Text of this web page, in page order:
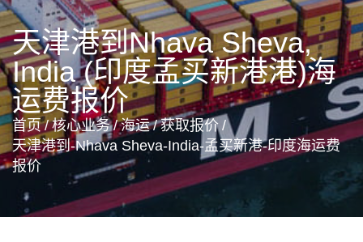
天津港到Nhava Sheva,
India (印度孟买新港港)海
运费报价
首页 / 核心业务 / 海运 / 获取报价 /
天津港到-Nhava Sheva-India-孟买新港-印度海运费
报价